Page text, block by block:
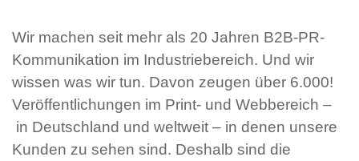
Wir machen seit mehr als 20 Jahren B2B-PR-
Kommunikation im Industriebereich. Und wir
wissen was wir tun. Davon zeugen über 6.000!
Veröffentlichungen im Print- und Webbereich –
in Deutschland und weltweit – in denen unsere
Kunden zu sehen sind. Deshalb sind die